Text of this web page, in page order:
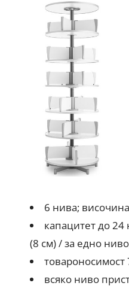
6 нива;
капацитет до
(8 см) / за едно
товароносимост
всяко ниво